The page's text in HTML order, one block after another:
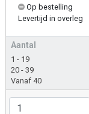
Op bestelling
Levertijd in overleg
Aantal
1 - 19
20 - 39
Vanaf 40